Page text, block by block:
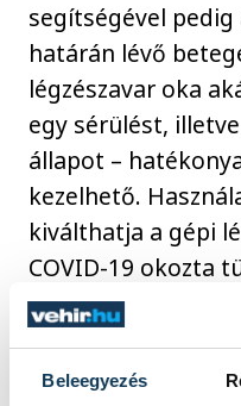
Beleegyezés
segítségével
határán lévő
légzészavar oka
egy sérülést,
állapot –
kezelhető.
kiválthatja a gépi
COVID-19 okozta
előnyös az